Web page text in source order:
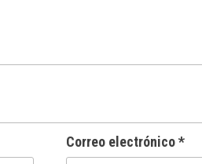
Correo electrónico*